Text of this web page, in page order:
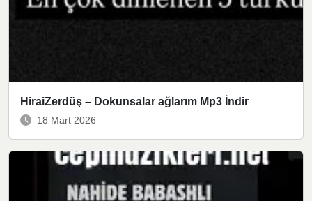
HiraiZerdüş – Dokunsalar ağlarım Mp3 İndir
18 Mart 2026